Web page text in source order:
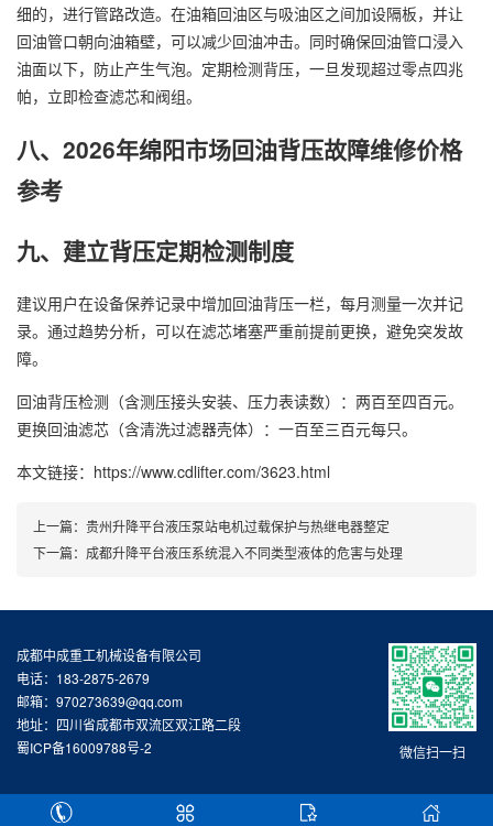
细的，进行管路改造。在油箱回油区与吸油区之间加设隔板，并让
回油管口朝向油箱壁，可以减少回油冲击。同时确保回油管口浸入
油面以下，防止产生气泡。定期检测背压，一旦发现超过零点四兆
帕，立即检查滤芯和阀组。
八、2026年绵阳市场回油背压故障维修价格
参考
九、建立背压定期检测制度
建议用户在设备保养记录中增加回油背压一栏，每月测量一次并记
录。通过趋势分析，可以在滤芯堵塞严重前提前更换，避免突发故
障。
回油背压检测（含测压接头安装、压力表读数）：两百至四百元。
更换回油滤芯（含清洗过滤器壳体）：一百至三百元每只。
本文链接：https://www.cdlifter.com/3623.html
上一篇： 贵州升降平台液压泵站电机过载保护与热继电器整定
下一篇： 成都升降平台液压系统混入不同类型液体的危害与处理
微信扫一扫
成都中成重工机械设备有限公司
电话：183-2875-2679
邮箱：970273639@qq.com
地址：四川省成都市双流区双江路二段
蜀ICP备16009788号-2